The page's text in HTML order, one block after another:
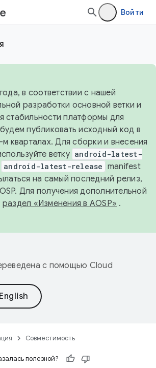
Войти
в соответствии с нашей
разработки основной ветки и
стабильности платформы для
публиковать исходный код в
кварталах. Для сборки и внесения
ветку android-latest-
android-latest-release manifest
на самый последний релиз,
Для получения дополнительной
раздел «Изменения в AOSP» .
с помощью Cloud
Совместимость
полезной?